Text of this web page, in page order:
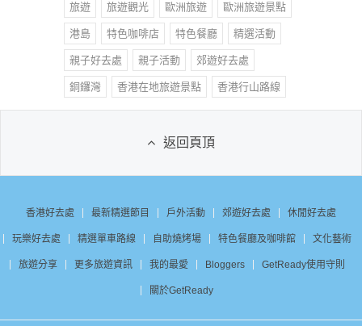
旅遊 旅遊觀光 歐洲旅遊 歐洲旅遊景點
港島 特色咖啡店 特色餐廳 精選活動
親子好去處 親子活動 郊遊好去處
銅鑼灣 香港在地旅遊景點 香港行山路線
返回頁頂
香港好去處 最新精選節目 戶外活動 郊遊好去處 休閒好去處
玩樂好去處 精選單車路線 自助燒烤場 特色餐廳及咖啡館 文化藝術
旅遊分享 更多旅遊資訊 我的最愛 Bloggers GetReady使用守則
關於GetReady